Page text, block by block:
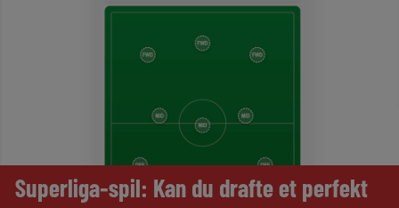
Superliga-spil: Kan du drafte et perfekt